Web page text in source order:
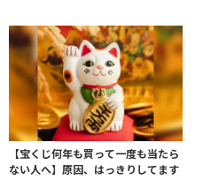
【宝くじ何年も買って一度も当たら
ない人へ】原因、はっきりしてます